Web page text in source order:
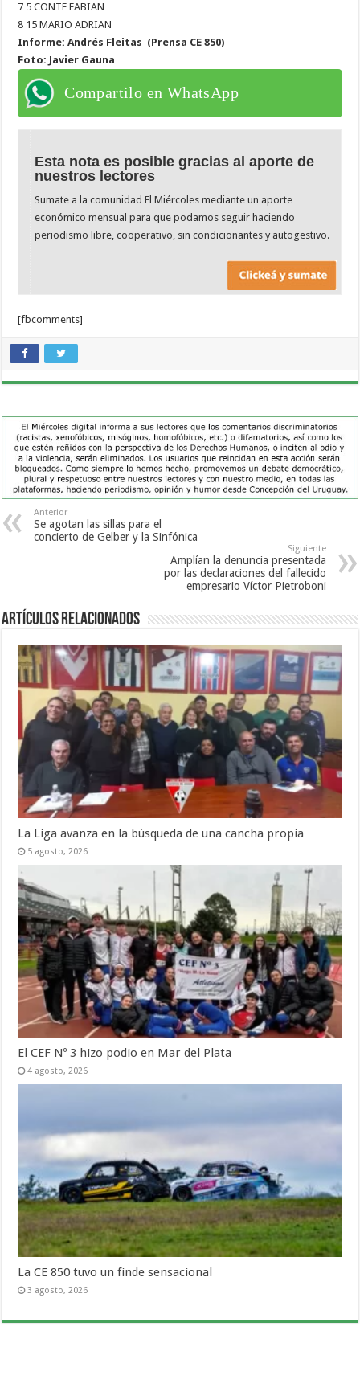
7 5 CONTE FABIAN
8 15 MARIO ADRIAN
Informe: Andrés Fleitas (Prensa CE 850)
Foto: Javier Gauna
Compartilo en WhatsApp
Esta nota es posible gracias al aporte de
nuestros lectores
Sumate a la comunidad El Miércoles mediante un aporte
económico mensual para que podamos seguir haciendo
periodismo libre, cooperativo, sin condicionantes y autogestivo.
[fbcomments]
Anterior
Se agotan las sillas para el
concierto de Gelber y la Sinfónica
Siguiente
Amplían la denuncia presentada
por las declaraciones del fallecido
empresario Víctor Pietroboni
Artículos Relacionados
La Liga avanza en la búsqueda de una cancha propia
5 agosto, 2026
El CEF Nº 3 hizo podio en Mar del Plata
4 agosto, 2026
La CE 850 tuvo un finde sensacional
3 agosto, 2026